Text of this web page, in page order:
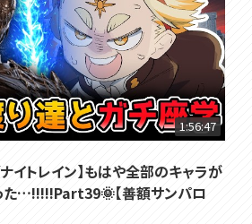
1:56:47
イトレイン】もはや全部のキャラが
た…!!!!!Part39🌞【善額サンパロ